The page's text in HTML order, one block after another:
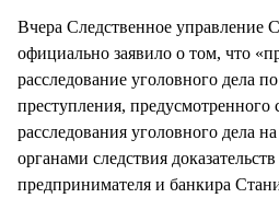
Вчера Следственное
официально заявило о том, что
расследование уголовного дела
преступления,
расследования уголовного дела
органами следствия
предпринимателя и банкира